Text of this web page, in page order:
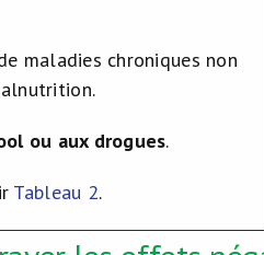
maladies chroniques non
ou aux drogues.
Tableau 2.